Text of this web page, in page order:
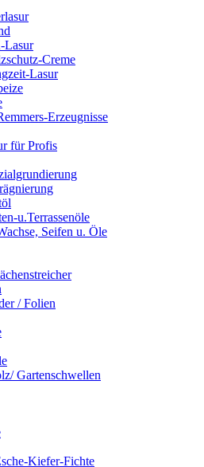
Creme
Lasur
Erzeugnisse
für Profis
u.Terrassenöle
Seifen u. Öle
/ Folien
Gartenschwellen
Kiefer-Fichte